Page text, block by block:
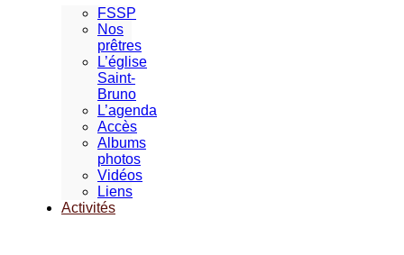
FSSP
Nos
prêtres
L’église
Saint-
Bruno
L’agenda
Accès
Albums
photos
Vidéos
Liens
Activités